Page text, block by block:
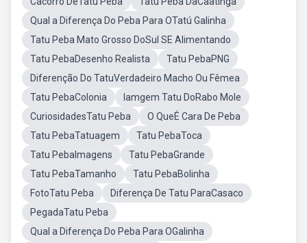
Qual a Diferença Do Peba Para OTatú Galinha
Tatu Peba Mato Grosso DoSul SE Alimentando
Tatu PebaDesenho Realista
Tatu PebaPNG
Diferenção Do TatuVerdadeiro Macho Ou Fêmea
Tatu PebaColonia
Iamgem Tatu DoRabo Mole
CuriosidadesTatu Peba
O QueÉ Cara De Peba
Tatu PebaTatuagem
Tatu PebaToca
Tatu PebaImagens
Tatu PebaGrande
Tatu PebaTamanho
Tatu PebaBolinha
FotoTatu Peba
Diferença De Tatu ParaCasaco
PegadaTatu Peba
Qual a Diferença Do Peba Para OGalinha